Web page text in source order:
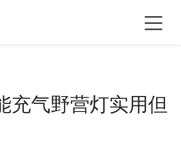
气野营灯实用但